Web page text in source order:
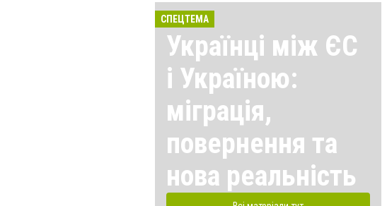
СПЕЦТЕМА
Українці між ЄС
і Україною:
міграція,
повернення та
нова реальність